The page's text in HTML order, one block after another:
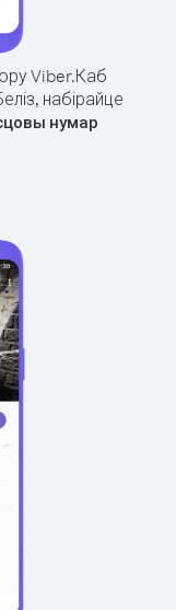
Viber.Каб
набірайце
нумар